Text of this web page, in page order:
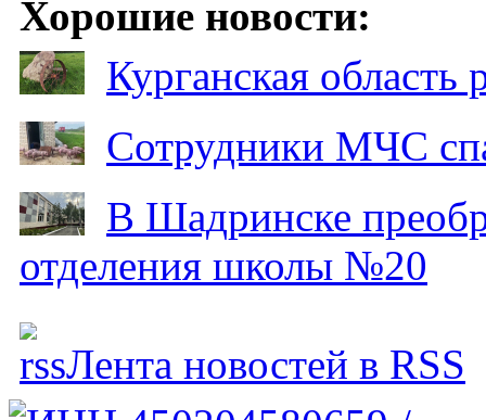
Хорошие новости:
Курганская
Сотрудники МЧС
В Шадринске
отделения школы №20
Лента новостей в RSS